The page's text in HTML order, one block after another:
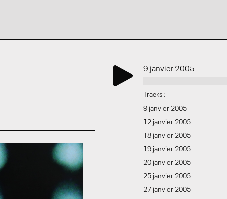
9 janvier 2005
Tracks :
9 janvier 2005
12 janvier 2005
18 janvier 2005
19 janvier 2005
20 janvier 2005
25 janvier 2005
27 janvier 2005